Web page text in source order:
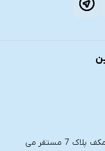
واقع در تهران ،چهار راه ولیعصر ،پاساژ ابریشم طبقه همکف پلاک 7 مستقر می